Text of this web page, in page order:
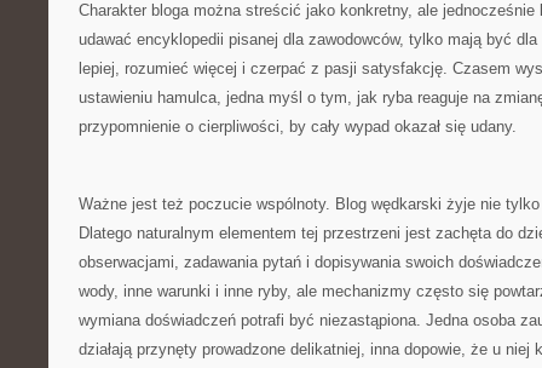
Charakter bloga można streścić jako konkretny, ale
udawać encyklopedii pisanej dla zawodowców, tylko mają być
lepiej, rozumieć więcej i czerpać z pasji satysfakcję. Czasem
ustawieniu hamulca, jedna myśl o tym, jak ryba reaguje na
przypomnienie o cierpliwości, by cały wypad okazał się udany.
Ważne jest też poczucie wspólnoty. Blog wędkarski żyje nie
Dlatego naturalnym elementem tej przestrzeni jest zachęta do
obserwacjami, zadawania pytań i dopisywania swoich
wody, inne warunki i inne ryby, ale mechanizmy często się
wymiana doświadczeń potrafi być niezastąpiona. Jedna osoba
działają przynęty prowadzone delikatniej, inna dopowie, że u niej